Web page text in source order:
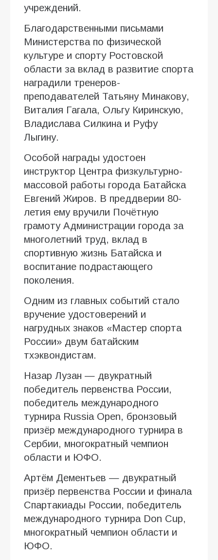
учреждений.
Благодарственными письмами
Министерства по физической
культуре и спорту Ростовской
области за вклад в развитие спорта
наградили тренеров-
преподавателей Татьяну Минакову,
Виталия Гагала, Ольгу Киринскую,
Владислава Силкина и Руфу
Лыгину.
Особой награды удостоен
инструктор Центра физкультурно-
массовой работы города Батайска
Евгений Жиров. В преддверии 80-
летия ему вручили Почётную
грамоту Администрации города за
многолетний труд, вклад в
спортивную жизнь Батайска и
воспитание подрастающего
поколения.
Одним из главных событий стало
вручение удостоверений и
нагрудных знаков «Мастер спорта
России» двум батайским
тхэквондистам.
Назар Лузан — двукратный
победитель первенства России,
победитель международного
турнира Russia Open, бронзовый
призёр международного турнира в
Сербии, многократный чемпион
области и ЮФО.
Артём Дементьев — двукратный
призёр первенства России и финала
Спартакиады России, победитель
международного турнира Don Cup,
многократный чемпион области и
ЮФО.